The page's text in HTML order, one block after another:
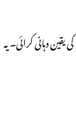
دہانی کرائی۔ یہ